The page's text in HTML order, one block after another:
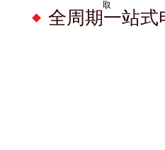
全周期一站式